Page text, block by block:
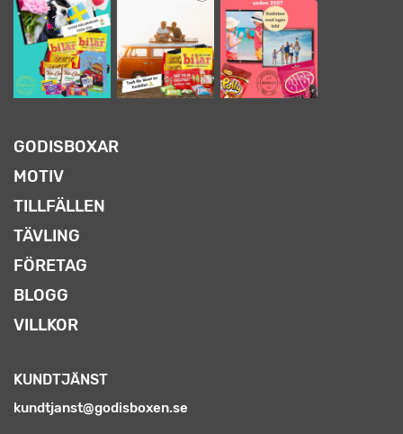
GODISBOXAR
MOTIV
TILLFÄLLEN
TÄVLING
FÖRETAG
BLOGG
VILLKOR
KUNDTJÄNST
kundtjanst@godisboxen.se